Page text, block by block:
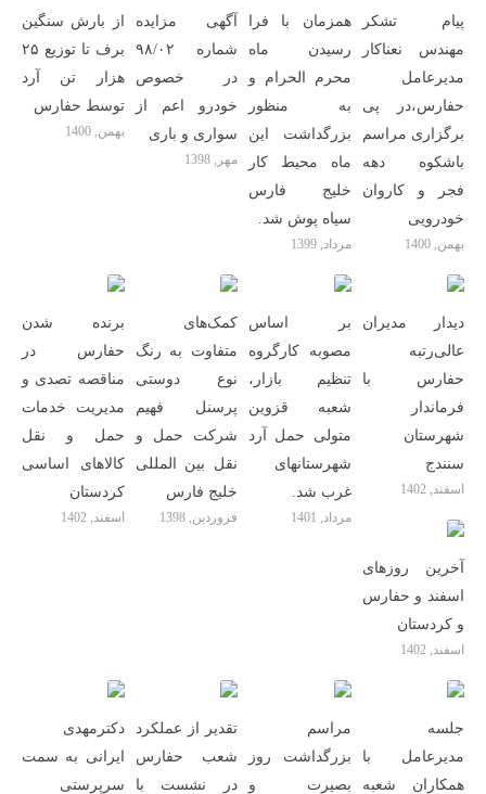
از بارش سنگین
برف تا توزیع ۲۵
هزار تن آرد
توسط حفارس
بهمن, 1400
آگهی مزایده
شماره ۹۸/۰۲
در خصوص
خودرو اعم از
سواری و باری
مهر, 1398
همزمان با فرا
رسیدن ماه
محرم الحرام و
به منظور
بزرگداشت این
ماه محیط کار
خلیج فارس
سیاه پوش شد.
مرداد, 1399
پیام تشکر
مهندس نعناکار
مدیرعامل
حفارس،در پی
برگزاری مراسم
باشکوه دهه
فجر و کاروان
خودرویی
بهمن, 1400
برنده شدن
حفارس در
مناقصه تصدی و
مدیریت خدمات
حمل و نقل
کالاهای اساسی
کردستان
اسفند, 1402
کمک‌های
متفاوت به رنگ
نوع دوستی
پرسنل فهیم
شرکت حمل و
نقل بین المللی
خلیج فارس
فروردین, 1398
بر اساس
مصوبه کارگروه
تنظیم بازار،
شعبه قزوین
متولی حمل آرد
شهرستانهای
غرب شد.
مرداد, 1401
دیدار مدیران
عالی‌رتبه
حفارس با
فرماندار
شهرستان
سنندج
اسفند, 1402
آخرین روزهای
اسفند و حفارس
و کردستان
اسفند, 1402
دکترمهدی
ایرانی به سمت
سرپرستی
تقدیر از عملکرد
شعب حفارس
در نشست با
مراسم
بزرگداشت روز
بصیرت و
جلسه
مدیرعامل با
همکاران شعبه